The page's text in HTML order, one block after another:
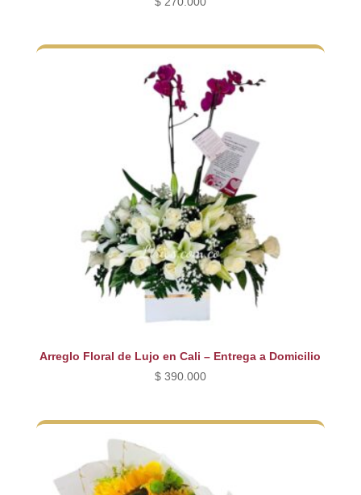
Arreglo Floral de Lujo en Cali – Entrega a Domicilio
$390.000